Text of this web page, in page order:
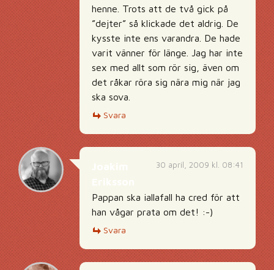
henne. Trots att de två gick på
”dejter” så klickade det aldrig. De
kysste inte ens varandra. De hade
varit vänner för länge. Jag har inte
sex med allt som rör sig, även om
det råkar röra sig nära mig när jag
ska sova.
Svara
30 april, 2009 kl. 08:41
Pappan ska iallafall ha cred för att
han vågar prata om det! :-)
Svara